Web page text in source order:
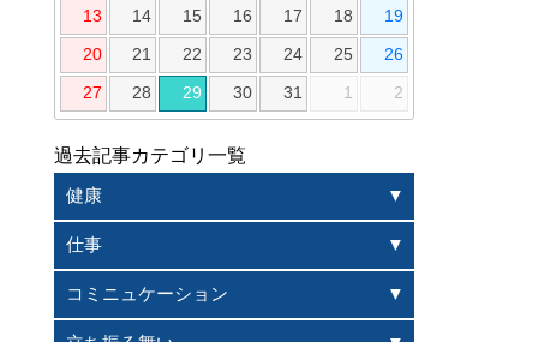
13 14 15 16 17 18 19
20 21 22 23 24 25 26
27 28 29 30 31 1 2
過去記事カテゴリ一覧
健康
仕事
コミニュケーション